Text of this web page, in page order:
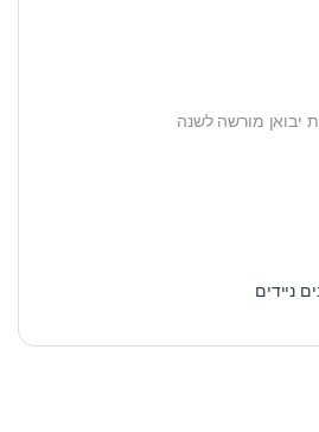
יבואן מורשה לשנה
ניידים